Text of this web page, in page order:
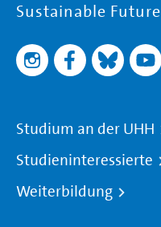
Sustainable
Studium an der UHH
Studieninteressierte
Weiterbildung